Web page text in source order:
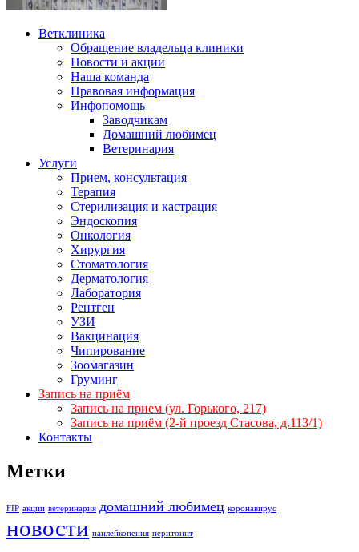
Ветклиника
Обращение владельца клиники
Новости и акции
Наша команда
Правовая информация
Инфопомощь
Заводчикам
Домашний любимец
Ветеринария
Услуги
Прием, консультация
Терапия
Стерилизация и кастрация
Эндоскопия
Онкология
Хирургия
Стоматология
Дерматология
Лаборатория
Рентген
УЗИ
Вакцинация
Чипирование
Зоомагазин
Груминг
Запись на приём
Запись на прием (ул. Горького, 217)
Запись на приём (2-й проезд Стасова, д.113/1)
Контакты
Метки
FIP акции ветеринария домашний любимец коронавирус
новости панлейкопения перитонит